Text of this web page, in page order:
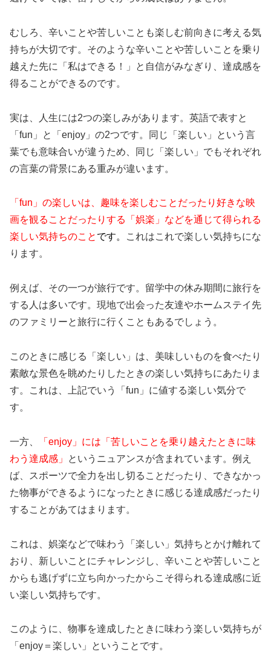
むしろ、辛いことや苦しいことも楽しむ前向きに考える気
持ちが大切です。そのような辛いことや苦しいことを乗り
越えた先に「私はできる！」と自信がみなぎり、達成感を
得ることができるのです。
実は、人生には2つの楽しみがあります。英語で表すと
「fun」と「enjoy」の2つです。同じ「楽しい」という言
葉でも意味合いが違うため、同じ「楽しい」でもそれぞれ
の言葉の背景にある重みが違います。
「fun」の楽しいは、趣味を楽しむことだったり好きな映
画を観ることだったりする「娯楽」などを通じて得られる
楽しい気持ちのこと です。
これはこれで楽しい気持ちにな
ります。
例えば、その一つが旅行です。留学中の休み期間に旅行を
する人は多いです。現地で出会った友達やホームステイ先
のファミリーと旅行に行くこともあるでしょう。
このときに感じる「楽しい」は、美味しいものを食べたり
素敵な景色を眺めたりしたときの楽しい気持ちにあたりま
す。これは、上記でいう「fun」に値する楽しい気分で
す。
一方、
「enjoy」には「苦しいことを乗り越えたときに味
わう達成感」
というニュアンスが含まれています。例え
ば、スポーツで全力を出し切ることだったり、できなかっ
た物事ができるようになったときに感じる達成感だったり
することがあてはまります。
これは、娯楽などで味わう「楽しい」気持ちとかけ離れて
おり、新しいことにチャレンジし、 辛いことや苦しいこと
からも逃げずに立ち向かったからこそ得られる達成感に近
い楽しい気持ちです。
このように、物事を達成したときに味わう楽しい気持ちが
「enjoy＝楽しい」ということです。